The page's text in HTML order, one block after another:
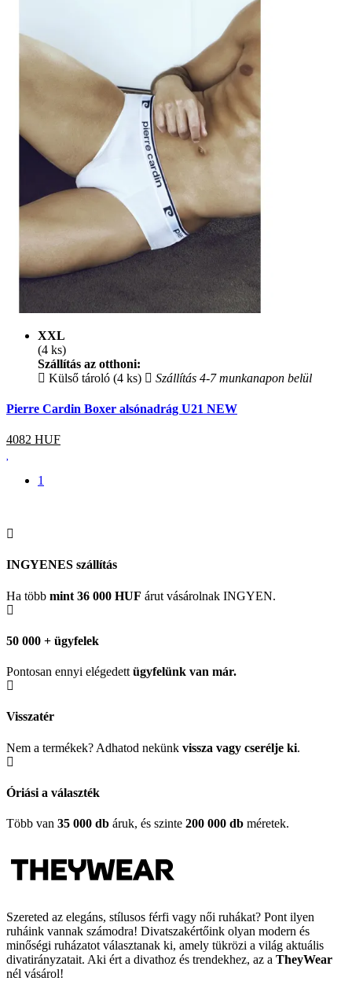
XXL
(4 ks)
Szállítás az otthoni:
Külső tároló (4 ks)
Szállítás 4-7 munkanapon belül
Pierre Cardin Boxer alsónadrág U21 NEW
4082 HUF
1
INGYENES szállítás
Ha több mint 36 000 HUF árut vásárolnak INGYEN.
50 000 + ügyfelek
Pontosan ennyi elégedett ügyfelünk van már.
Visszatér
Nem a termékek? Adhatod nekünk vissza vagy cserélje ki.
Óriási a választék
Több van 35 000 db áruk, és szinte 200 000 db méretek.
Szereted az elegáns, stílusos férfi vagy női ruhákat? Pont ilyen
ruháink vannak számodra! Divatszakértőink olyan modern és
minőségi ruházatot választanak ki, amely tükrözi a világ aktuális
divatirányzatait. Aki ért a divathoz és trendekhez, az a TheyWear
nél vásárol!